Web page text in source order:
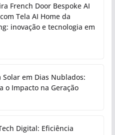
French Door Bespoke AI
Tela AI Home da
inovação e tecnologia em
Solar em Dias Nublados:
o Impacto na Geração
Digital: Eficiência